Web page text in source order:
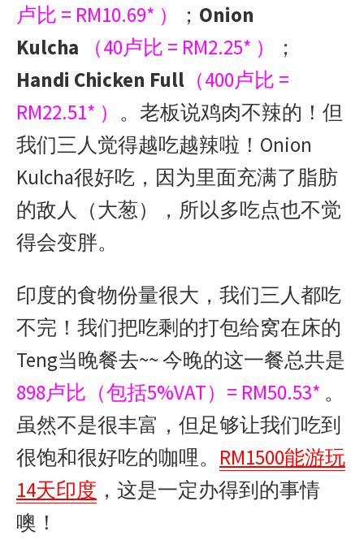
卢比 = RM10.69* ）
； Onion
Kulcha
（40卢比 = RM2.25* ）
；
Handi Chicken Full （400卢比 =
RM22.51* ） 。老板说鸡肉不辣的！但
我们三人觉得越吃越辣啦！Onion
Kulcha很好吃，因为里面充满了脂肪
的敌人（大葱），所以多吃点也不觉
得会变胖。
印度的食物份量很大，我们三人都吃
不完！我们把吃剩的打包给窝在床的
Teng当晚餐去~~ 今晚的这一餐总共是
898卢比（包括5%VAT）= RM50.53* 。
虽然不是很丰富，但足够让我们吃到
很饱和很好吃的咖哩。 RM1500能游玩
14天印度 ，这是一定办得到的事情
噢！